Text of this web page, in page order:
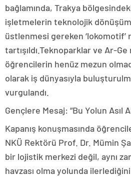
bağlamında, Trakya
işletmelerin teknolojik
üstlenmesi gereken ‘lokomotif’
tartışıldı.Teknoparklar ve Ar-Ge
öğrencilerin henüz mezun
olarak iş dünyasıyla
vurgulandı.
Gençlere Mesaj: “Bu Yolun Asıl
Kapanış konuşmasında
NKÜ Rektörü Prof. Dr. Mümin
bir lojistik merkezi değil, aynı
havzası olma yolunda